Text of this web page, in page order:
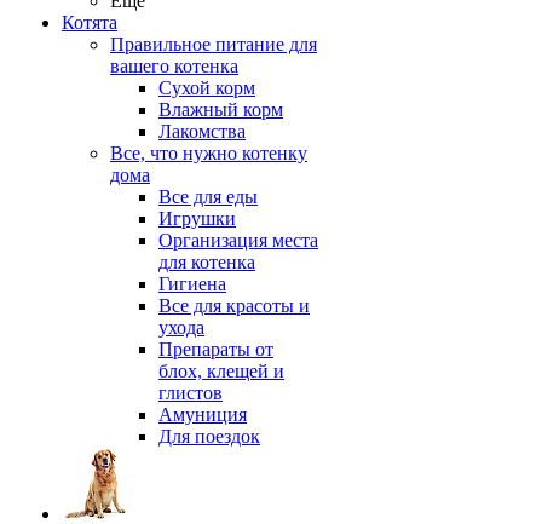
Котята
Правильное питание для
вашего котенка
Сухой корм
Влажный корм
Лакомства
Все, что нужно котенку
дома
Все для еды
Игрушки
Организация места
для котенка
Гигиена
Все для красоты и
ухода
Препараты от
блох, клещей и
глистов
Амуниция
Для поездок